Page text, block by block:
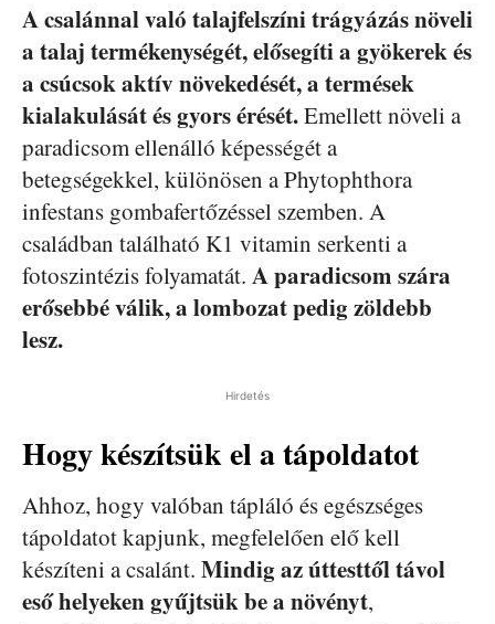
A csalánnal való talajfelszíni trágyázás növeli
a talaj termékenységét, elősegíti a gyökerek és
a csúcsok aktív növekedését, a termések
kialakulását és gyors érését.Emellett növeli a
paradicsom ellenálló képességét a
betegségekkel, különösen a Phytophthora
infestans gombafertőzéssel szemben. A
családban található K1 vitamin serkenti a
fotoszintézis folyamatát. A paradicsom szára
erősebbé válik, a lombozat pedig zöldebb
lesz.
Hirdetés
Hogy készítsük el a tápoldatot
Ahhoz, hogy valóban tápláló és egészséges
tápoldatot kapjunk, megfelelően elő kell
készíteni a csalánt. Mindig az úttesttől távol
eső helyeken gyűjtsük be a növényt,